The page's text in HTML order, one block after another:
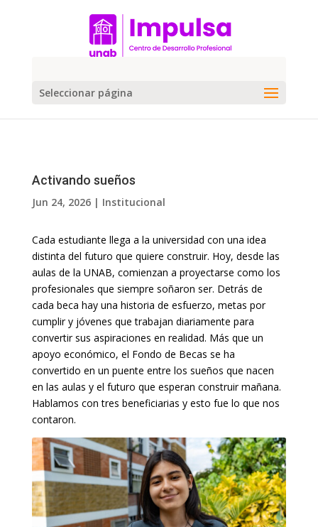
Seleccionar página
Activando sueños
Jun 24, 2026| Institucional
Cada estudiante llega a la universidad con una idea
distinta del futuro que quiere construir. Hoy, desde las
aulas de la UNAB, comienzan a proyectarse como los
profesionales que siempre soñaron ser. Detrás de
cada beca hay una historia de esfuerzo, metas por
cumplir y jóvenes que trabajan diariamente para
convertir sus aspiraciones en realidad. Más que un
apoyo económico, el Fondo de Becas se ha
convertido en un puente entre los sueños que nacen
en las aulas y el futuro que esperan construir mañana.
Hablamos con tres beneficiarias y esto fue lo que nos
contaron.